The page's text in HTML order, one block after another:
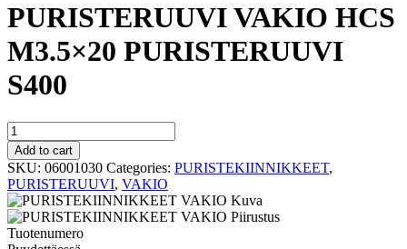
PURISTERUUVI VAKIO HCS
M3.5×20 PURISTERUUVI
S400
PURISTERUUVI
VAKIO
HCS
M3.5x20
PURISTERUUVI
S400
quantity
Add to cart
SKU: 06001030 Categories: PURISTEKIINNIKKEET,
PURISTERUUVI, VAKIO
Tuotenumero